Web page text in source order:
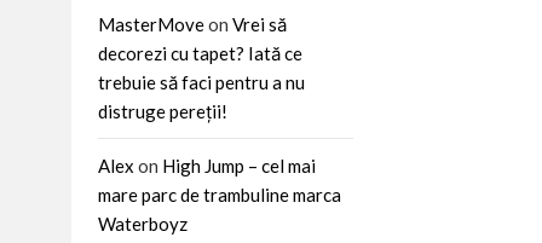
MasterMoveon Vrei să
decorezi cu tapet? Iată ce
trebuie să faci pentru a nu
distruge pereții!
Alex on High Jump – cel mai
mare parc de trambuline marca
Waterboyz